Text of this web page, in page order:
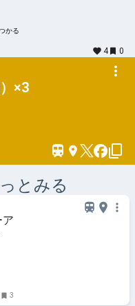
かる
4
0
×3
とみる
3